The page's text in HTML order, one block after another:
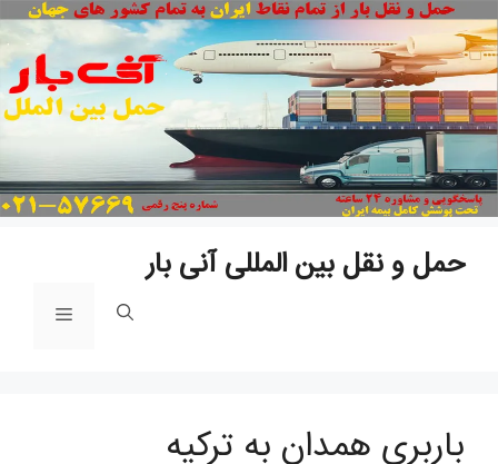
حمل و نقل بین المللی آنی بار
فهرست
باربری همدان به ترکیه